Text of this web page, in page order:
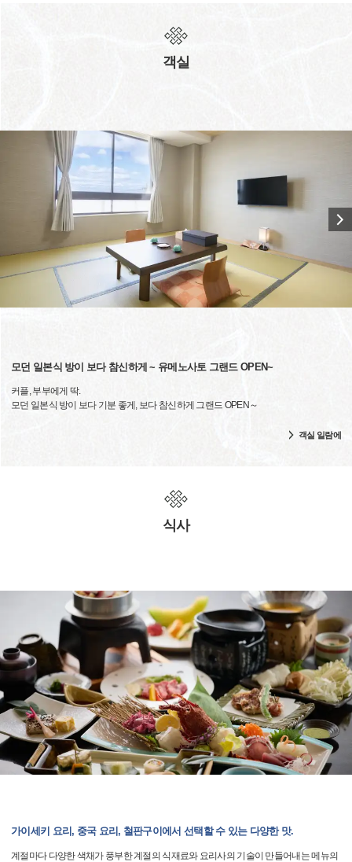
객실
모던 일본식 방이 보다 참신하게 ~ 유메노사토 그랜드 OPEN~
커플, 부부에게 딱.
모던 일본식 방이 보다 기분 좋게, 보다 참신하게 그랜드 OPEN～
객실 일람에
식사
가이세키 요리, 중국 요리, 철판구이에서 선택할 수 있는 다양한 맛.
계절마다 다양한 색채가 풍부한 계절의 식재료와 요리사의 기술이 만들어내는 메뉴의